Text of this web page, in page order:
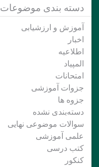
دسته بندی موضوعات
آموزش و ارزشیابی
اخبار
اطلاعیه
المپیاد
امتحانات
جزوات آموزشی
جزوه ها
دسته‌بندی نشده
سوالات موضوعی نهایی
علمی آموزشی
کتب درسی
کنکور